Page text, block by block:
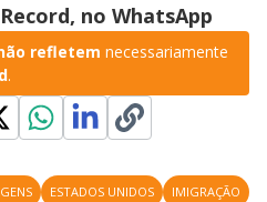
no WhatsApp
refletem necessariamente
.
ESTADOS UNIDOS IMIGRAÇÃO